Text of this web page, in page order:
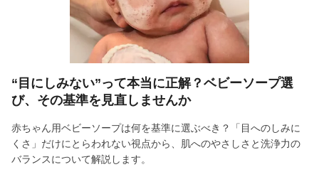
“目にしみない”って本当に正解？ベビーソープ選
び、その基準を見直しませんか
赤ちゃん用ベビーソープは何を基準に選ぶべき？「目へのしみに
くさ」だけにとらわれない視点から、肌へのやさしさと洗浄力の
バランスについて解説します。